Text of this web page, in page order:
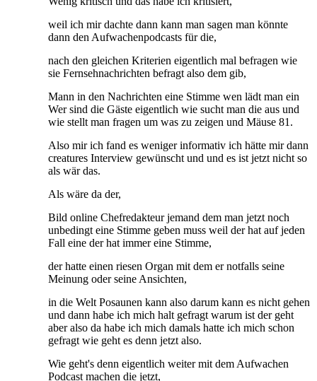
weil ich mir dachte dann kann man sagen man könnte
dann den Aufwachenpodcasts für die,
nach den gleichen Kriterien eigentlich mal befragen wie
sie Fernsehnachrichten befragt also dem gib,
Mann in den Nachrichten eine Stimme wen lädt man ein
Wer sind die Gäste eigentlich wie sucht man die aus und
wie stellt man fragen um was zu zeigen und Mäuse 81.
Also mir ich fand es weniger informativ ich hätte mir dann
creatures Interview gewünscht und und es ist jetzt nicht so
als wär das.
Als wäre da der,
Bild online Chefredakteur jemand dem man jetzt noch
unbedingt eine Stimme geben muss weil der hat auf jeden
Fall eine der hat immer eine Stimme,
der hatte einen riesen Organ mit dem er notfalls seine
Meinung oder seine Ansichten,
in die Welt Posaunen kann also darum kann es nicht gehen
und dann habe ich mich halt gefragt warum ist der geht
aber also da habe ich mich damals hatte ich mich schon
gefragt wie geht es denn jetzt also.
Wie geht's denn eigentlich weiter mit dem Aufwachen
Podcast machen die jetzt,